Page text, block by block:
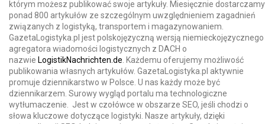
którym możesz publikować swoje artykuły. Miesięcznie dostarczamy
ponad 800 artykułów ze szczególnym uwzględnieniem zagadnień
związanych z logistyką, transportem i magazynowaniem.
GazetaLogistyka.pl jest polskojęzyczną wersją niemieckojęzycznego
agregatora wiadomości logistycznych z DACH o
nazwie LogistikNachrichten.de. Każdemu oferujemy możliwość
publikowania własnych artykułów. GazetaLogistyka.pl aktywnie
promuje dziennikarstwo w Polsce. U nas każdy może być
dziennikarzem. Surowy wygląd portalu ma technologiczne
wytłumaczenie. Jest w czołówce w obszarze SEO, jeśli chodzi o
słowa kluczowe dotyczące logistyki. Nasze artykuły, dzięki